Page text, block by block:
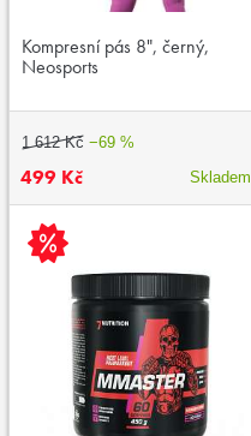
Kompresní pás 8", černý,
Neosports
1 612 Kč −69 %
499 Kč Skladem